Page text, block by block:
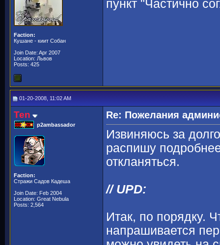
Faction:
Кушане - киит Собан
Join Date: Apr 2007
Location: Львов
Posts: 425
пункт "Частично
01-20-2008, 11:02 AM
Ten
p2ambassador
Faction:
Стражи Садов Кадеша
Join Date: Feb 2004
Location: Great Nebula
Posts: 2,564
Re: Пожелания
Извиняюсь за
распишу
откланяться.
// UPD:
Итак, по порядку.
напрашивается